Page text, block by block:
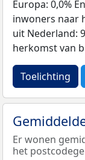
Europa: 0,0%
inwoners naar
uit Nederland:
herkomst van
Toelichting
Er wonen
het